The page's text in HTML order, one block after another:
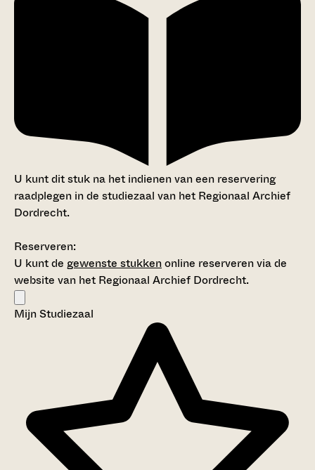
U kunt dit stuk na het indienen van een reservering
raadplegen in de studiezaal van het Regionaal Archief
Dordrecht.
Reserveren:
U kunt de gewenste stukkenonline reserveren via de
website van het Regionaal Archief Dordrecht.
Mijn Studiezaal